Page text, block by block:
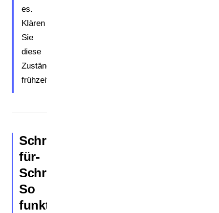
es.
Klären
Sie
diese
Zuständigkeit
frühzeitig.
Schritt-
für-
Schritt:
So
funktioniert